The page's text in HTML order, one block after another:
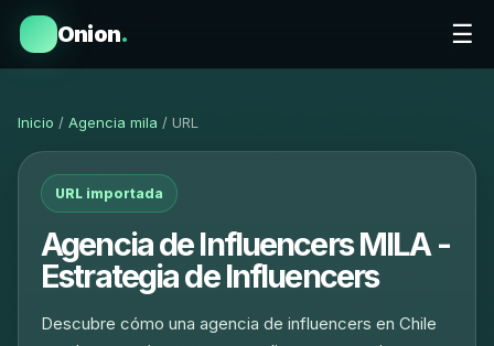
Onion. ☰
Inicio / Agencia mila / URL
URL importada
Agencia de Influencers MILA -
Estrategia de Influencers
Descubre cómo una agencia de influencers en Chile